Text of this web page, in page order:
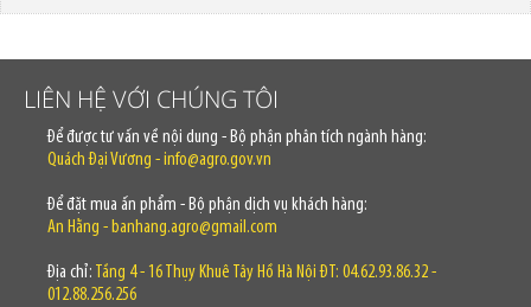
LIÊN HỆ VỚI CHÚNG TÔI
Để được tư vấn về nội dung - Bộ phận phân tích ngành hàng:
Quách Đại Vương - info@agro.gov.vn
Để đặt mua ấn phẩm - Bộ phận dịch vụ khách hàng:
An Hằng - banhang.agro@gmail.com
Địa chỉ: Tầng 4 - 16 Thụy Khuê Tây Hồ Hà Nội ĐT: 04.62.93.86.32 -
012.88.256.256